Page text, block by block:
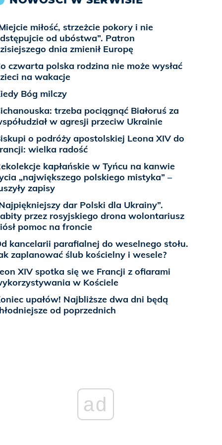
miłość, strzeżcie pokory i nie
od ubóstwa”. Patron
dnia zmienił Europę
czwarta polska rodzina nie może wysłać
na wakacje
Bóg milczy
trzeba pociągnąć Białoruś za
w agresji przeciw Ukrainie
o podróży apostolskiej Leona XIV do
wielka radość
kapłańskie w Tyńcu na kanwie
„największego polskiego mistyka” –
zapisy
dar Polski dla Ukrainy”.
przez rosyjskiego drona wolontariusz
pomoc na froncie
kancelarii parafialnej do weselnego stołu.
zaplanować ślub kościelny i wesele?
XIV spotka się we Francji z ofiarami
w Kościele
upałów! Najbliższe dwa dni będą
od poprzednich
ad